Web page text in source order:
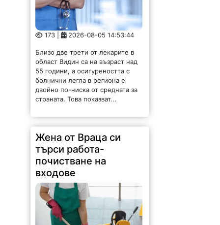
173 | 2026-08-05 14:53:44
Близо две трети от лекарите в
област Видин са на възраст над
55 години, а осигуреността с
болнични легла в региона е
двойно по-ниска от средната за
страната. Това показват...
Жена от Враца си
търси работа-
почистване на
входове